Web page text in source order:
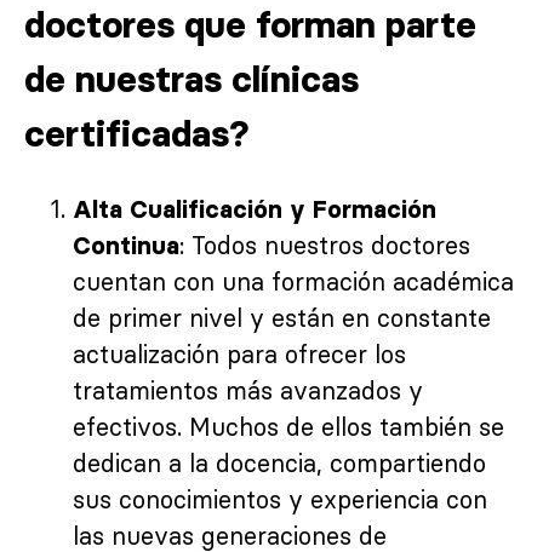
doctores que forman parte
de nuestras clínicas
certificadas?
Alta Cualificación y Formación
Continua: Todos nuestros doctores
cuentan con una formación académica
de primer nivel y están en constante
actualización para ofrecer los
tratamientos más avanzados y
efectivos. Muchos de ellos también se
dedican a la docencia, compartiendo
sus conocimientos y experiencia con
las nuevas generaciones de